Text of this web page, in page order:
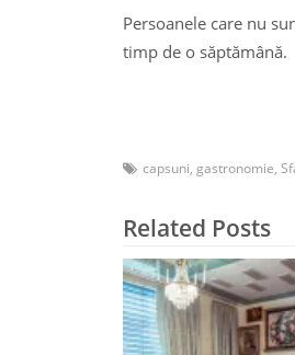
Persoanele care nu
timp de o săptămână.
capsuni, gastronomie,
Related Posts